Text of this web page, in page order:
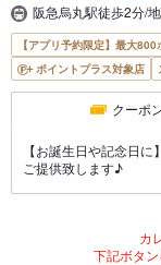
阪急烏丸駅徒歩2分/
【アプリ予約限定】最大
ポイントプラス対象店
クーポ
【お誕生日や記念日
ご提供致します♪
カ
下記ボタ